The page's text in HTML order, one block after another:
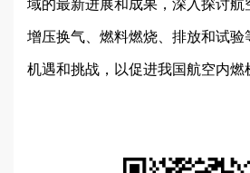
域的最新进展和成果，深入探讨航
增压换气、燃料燃烧、排放和试验
机遇和挑战，以促进我国航空内燃